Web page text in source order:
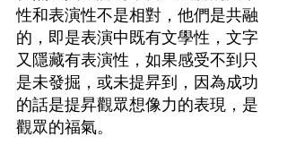
性和表演性不是相對，他們是共融
的，即是表演中既有文學性，文字
又隱藏有表演性，如果感受不到只
是未發掘，或未提昇到，因為成功
的話是提昇觀眾想像力的表現，是
觀眾的福氣。